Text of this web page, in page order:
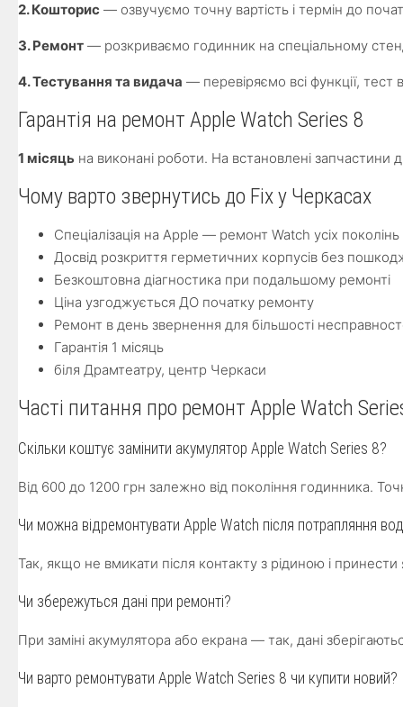
2. Кошторис — озвучуємо точну вартість і термін до
3. Ремонт — розкриваємо годинник на спеціальному
4. Тестування та видача — перевіряємо всі функції,
Гарантія на ремонт Apple Watch Series 8
1 місяць на виконані роботи. На встановлені
Чому варто звернутись до Fix у Черкасах
Спеціалізація на Apple — ремонт Watch усіх
Досвід розкриття герметичних корпусів без
Безкоштовна діагностика при подальшому ремонті
Ціна узгоджується ДО початку ремонту
Ремонт в день звернення для більшості
Гарантія 1 місяць
біля Драмтеатру, центр Черкаси
Часті питання про ремонт Apple Watch
Скільки коштує замінити акумулятор Apple Watch Series 8?
Від 600 до 1200 грн залежно від покоління годинника.
Чи можна відремонтувати Apple Watch після потрапляння
Так, якщо не вмикати після контакту з рідиною і
Чи збережуться дані при ремонті?
При заміні акумулятора або екрана — так, дані
Чи варто ремонтувати Apple Watch Series 8 чи купити новий?